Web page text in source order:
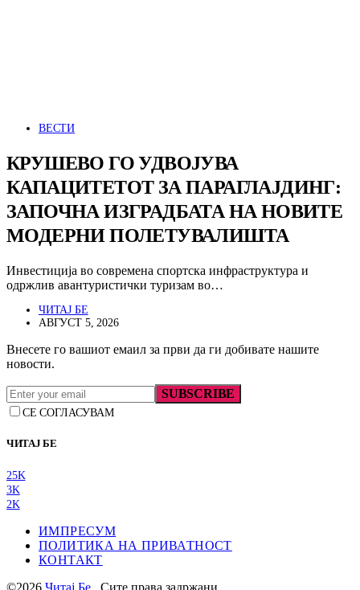
ВЕСТИ
КРУШЕВО ГО УДВОЈУВА
КАПАЦИТЕТОТ ЗА ПАРАГЛАЈДИНГ:
ЗАПОЧНА ИЗГРАДБАТА НА НОВИТЕ
МОДЕРНИ ПОЛЕТУВАЛИШТА
Инвестиција во современа спортска инфраструктура и
одржлив авантуристички туризам во…
ЧИТАЈ БЕ
АВГУСТ 5, 2026
Внесете го вашиот емаил за први да ги добивате нашите
новости.
SUBSCRIBE
СЕ СОГЛАСУВАМ
ЧИТАЈ БЕ
25K
3K
2K
ИМПРЕСУМ
ПОЛИТИКА НА ПРИВАТНОСТ
КОНТАКТ